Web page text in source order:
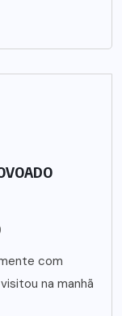
com
na manhã